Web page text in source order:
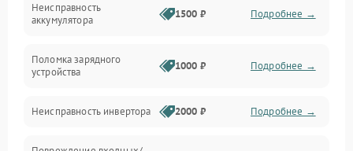
Звук и индикация
Неисправность
аккумулятора
1500 ₽ Подробнее →
Поломка зарядного
устройства
1000 ₽ Подробнее →
Неисправность инвертора 2000 ₽ Подробнее →